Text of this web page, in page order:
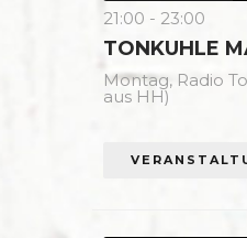
21:00 - 23:00
TONKUHLE
Montag, Radio
aus HH)